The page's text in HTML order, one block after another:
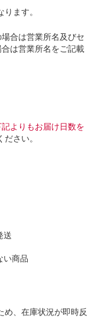
ます。
合は営業所名及びセ
は営業所名をご記載
よりもお届け日数を
さい。
送
い商品
め、在庫状況が即時反